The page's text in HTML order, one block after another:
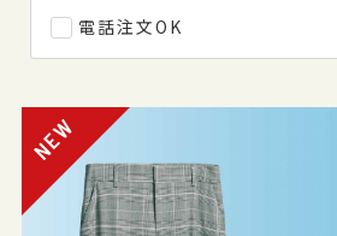
電話注文OK